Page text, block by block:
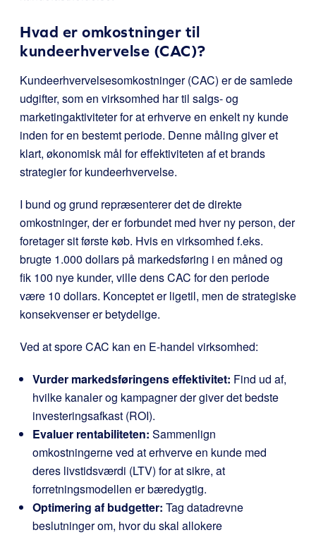
Hvad er omkostninger til
kundeerhvervelse (CAC)?
Kundeerhvervelsesomkostninger (CAC) er de samlede
udgifter, som en virksomhed har til salgs- og
marketingaktiviteter for at erhverve en enkelt ny kunde
inden for en bestemt periode. Denne måling giver et
klart, økonomisk mål for effektiviteten af et brands
strategier for kundeerhvervelse.
I bund og grund repræsenterer det de direkte
omkostninger, der er forbundet med hver ny person, der
foretager sit første køb. Hvis en virksomhed f.eks.
brugte 1.000 dollars på markedsføring i en måned og
fik 100 nye kunder, ville dens CAC for den periode
være 10 dollars. Konceptet er ligetil, men de strategiske
konsekvenser er betydelige.
Ved at spore CAC kan en E-handel virksomhed:
Vurder markedsføringens effektivitet: Find ud af,
hvilke kanaler og kampagner der giver det bedste
investeringsafkast (ROI).
Evaluer rentabiliteten: Sammenlign
omkostningerne ved at erhverve en kunde med
deres livstidsværdi (LTV) for at sikre, at
forretningsmodellen er bæredygtig.
Optimering af budgetter: Tag datadrevne
beslutninger om, hvor du skal allokere